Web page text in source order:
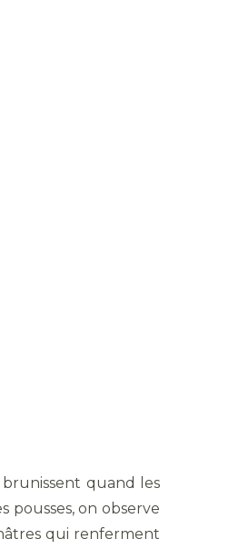
quand les
pousses, on observe
qui renferment